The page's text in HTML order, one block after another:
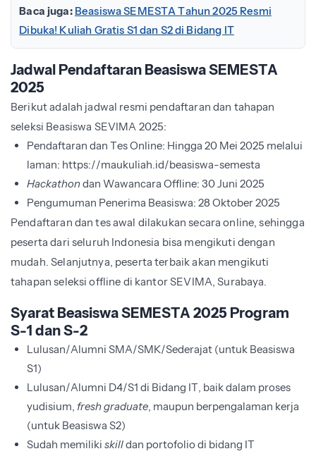
Baca juga: Beasiswa SEMESTA Tahun 2025 Resmi
Dibuka! Kuliah Gratis S1 dan S2 di Bidang IT
Jadwal Pendaftaran Beasiswa SEMESTA
2025
Berikut adalah jadwal resmi pendaftaran dan tahapan
seleksi Beasiswa SEVIMA 2025:
Pendaftaran dan Tes Online: Hingga 20 Mei 2025 melalui
laman: https://maukuliah.id/beasiswa-semesta
Hackathondan Wawancara Offline: 30 Juni 2025
Pengumuman Penerima Beasiswa: 28 Oktober 2025
Pendaftaran dan tes awal dilakukan secara online, sehingga
peserta dari seluruh Indonesia bisa mengikuti dengan
mudah. Selanjutnya, peserta terbaik akan mengikuti
tahapan seleksi offline di kantor SEVIMA, Surabaya.
Syarat Beasiswa SEMESTA 2025 Program
S-1 dan S-2
Lulusan/Alumni SMA/SMK/Sederajat (untuk Beasiswa
S1)
Lulusan/Alumni D4/S1 di Bidang IT, baik dalam proses
yudisium, fresh graduate, maupun berpengalaman kerja
(untuk Beasiswa S2)
Sudah memiliki skilldan portofolio di bidang IT